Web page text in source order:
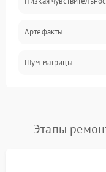
Измерения
Матрица
Проблемы питания
Сбои
Артефакты
Шум матрицы
Этапы